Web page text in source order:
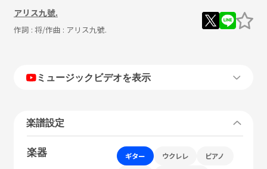
アリス九號.
作詞 : 将/作曲 : アリス九號.
ミュージックビデオを表示
楽譜設定
楽器 ギター ウクレレ ピアノ